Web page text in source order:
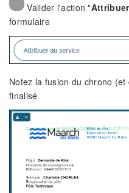
Valider l'action "
formulaire
Notez la fusion du chrono
finalisé